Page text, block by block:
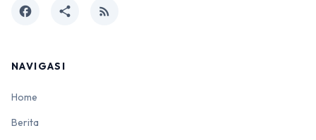
facebook share rss_feed
NAVIGASI
Home
Berita